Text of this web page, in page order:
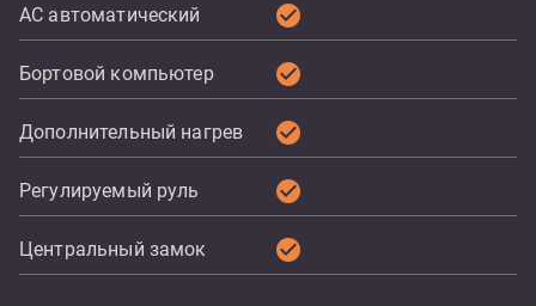
AC автоматический check_circle
Бортовой компьютер check_circle
Дополнительный нагрев check_circle
Регулируемый руль check_circle
Центральный замок check_circle